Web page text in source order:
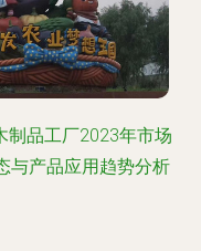
制品工厂2023年市场
与产品应用趋势分析